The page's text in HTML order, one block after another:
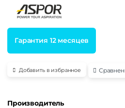
Гарантия 12 месяцев
Добавить в избранное
Производитель